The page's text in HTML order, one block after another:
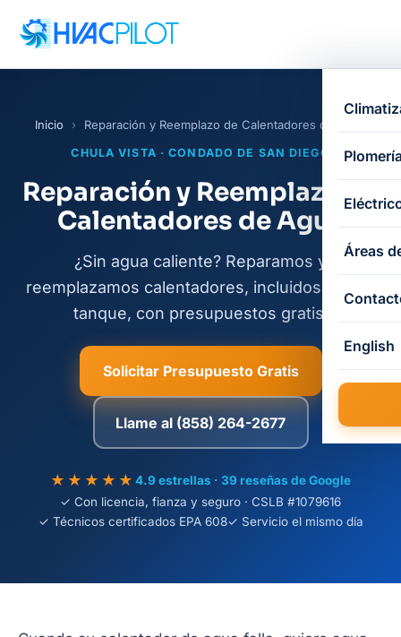
Áreas
English
Inicio › Reparación y Reemplazo de Calentadores de Agua
CHULA VISTA · CONDADO DE SAN DIEGO
Reparación y Reemplazo de
Calentadores de Agua
¿Sin agua caliente? Reparamos y
reemplazamos calentadores, incluidos los sin
tanque, con presupuestos gratis.
Solicitar Presupuesto Gratis
Llame al (858) 264-2677
★★★★★ 4.9 estrellas · 39 reseñas de Google
✓ Con licencia, fianza y seguro · CSLB #1079616
✓ Técnicos certificados EPA 608✓ Servicio el mismo día